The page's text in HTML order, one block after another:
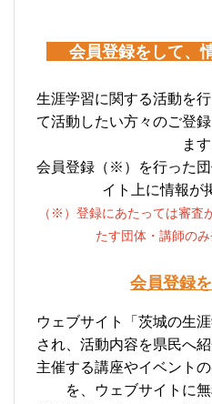
会員登録をして、
生涯学習に関する活動を
て活動したい方々のご登
ます
会員登録（※）を行った
イト上に情報が
（※）登録にあたっては審査
たす団体・講師のみ
会員登録
ウェブサイト「茨城の生
され、活動内容を県民へ
主催する講座やイベント
を、ウェブサイトに